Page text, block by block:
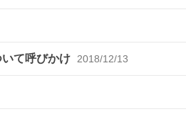
て呼びかけ 2018/12/13